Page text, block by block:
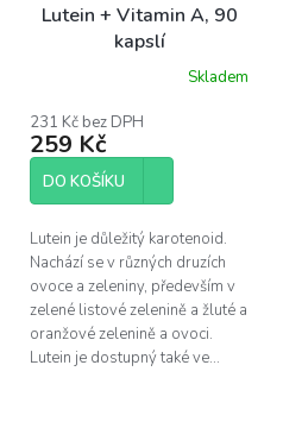
Lutein + Vitamin A, 90
kapslí
Skladem
231 Kč bez DPH
259 Kč
DO KOŠÍKU
Lutein je důležitý karotenoid.
Nachází se v různých druzích
ovoce a zeleniny, především v
zelené listové zelenině a žluté a
oranžové zelenině a ovoci.
Lutein je dostupný také ve...